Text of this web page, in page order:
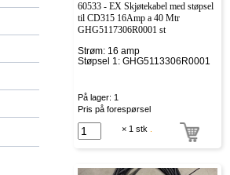
60533 - EX Skjøtekabel med støpsel
til CD315 16Amp a 40 Mtr
GHG5117306R0001 st
Strøm: 16 amp
Støpsel 1: GHG5113306R0001
På lager: 1
Pris på forespørsel
× 1 stk